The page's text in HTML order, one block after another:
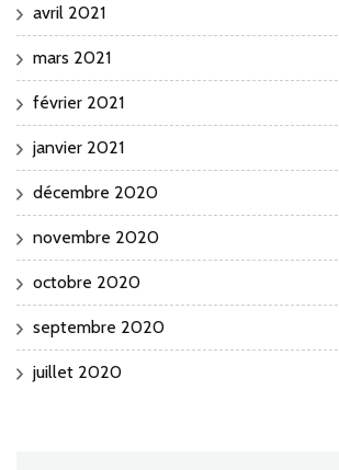
avril 2021
mars 2021
février 2021
janvier 2021
décembre 2020
novembre 2020
octobre 2020
septembre 2020
juillet 2020